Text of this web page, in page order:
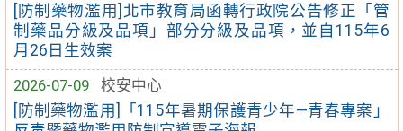
[防制藥物濫用]北市教育局函轉行政院公告修正「管
制藥品分級及品項」部分分級及品項，並自115年6
月26日生效案
2026-07-09
校安中心
[防制藥物濫用]「115年暑期保護青少年—青春專案」